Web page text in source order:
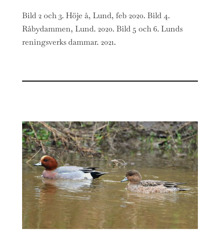
Bild 2 och 3. Höje å, Lund, feb 2020. Bild 4.
Råbydammen, Lund. 2020. Bild 5 och 6. Lunds
reningsverks dammar. 2021.